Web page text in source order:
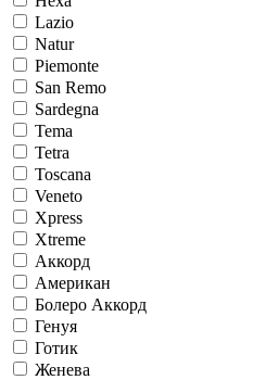
Lazio
Natur
Piemonte
San Remo
Sardegna
Tema
Tetra
Toscana
Veneto
Xpress
Xtreme
Аккорд
Американ
Болеро Аккорд
Генуя
Готик
Женева